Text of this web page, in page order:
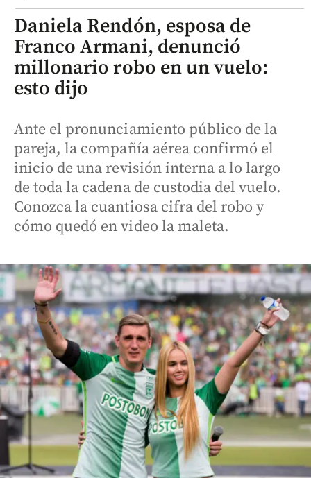
Daniela Rendón, esposa de
Franco Armani, denunció
millonario robo en un vuelo:
esto dijo
Ante el pronunciamiento público de la
pareja, la compañía aérea confirmó el
inicio de una revisión interna a lo largo
de toda la cadena de custodia del vuelo.
Conozca la cuantiosa cifra del robo y
cómo quedó en video la maleta.